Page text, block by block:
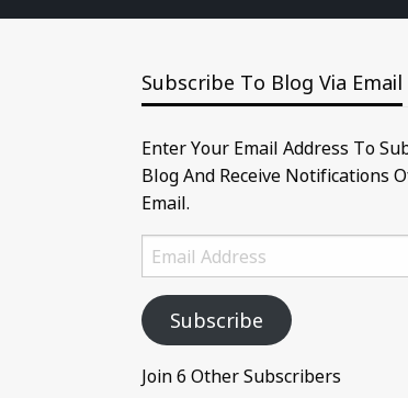
Subscribe To Blog Via Email
Enter Your Email Address To
Blog And Receive Notifications
Email.
Email
Address
Subscribe
Join 6 Other Subscribers